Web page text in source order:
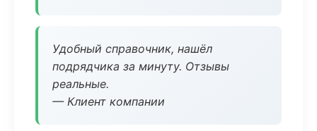
Удобный справочник, нашёл
подрядчика за минуту. Отзывы
реальные.
— Клиент компании